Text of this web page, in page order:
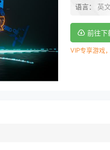
语言： 英
前往下
VIP专享游戏